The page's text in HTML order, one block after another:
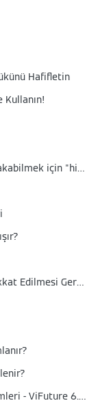
Hafifletin
Gelecek nesillere yaşam alanları bırakabilmek için "hidrojen hazır" kombi
Klimaların Isıtma Performansı ve Dikkat Edilmesi Gereken Noktalar
Yenilenebilir Enerji ve Tasarruf Çözümleri - ViFuture 6. Bölüm